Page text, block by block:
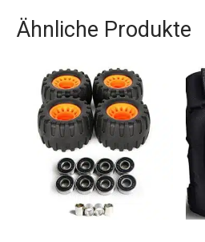
Ähnliche Produkte